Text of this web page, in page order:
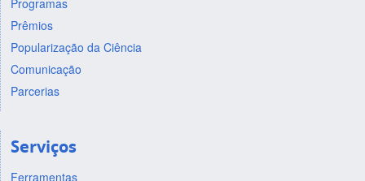
Prêmios
Popularização da Ciência
Comunicação
Parcerias
Serviços
Ferramentas